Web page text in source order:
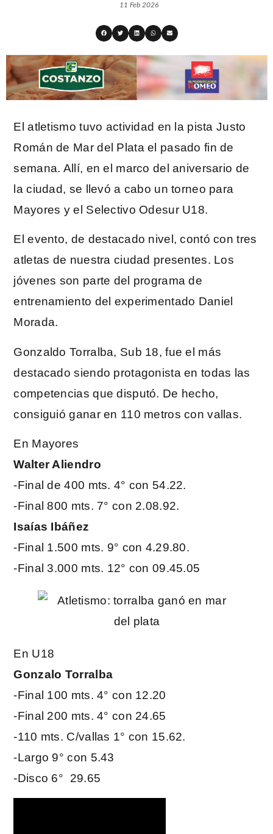
11 Feb 2026
El atletismo tuvo actividad en la pista Justo
Román de Mar del Plata el pasado fin de
semana. Allí, en el marco del aniversario de
la ciudad, se llevó a cabo un torneo para
Mayores y el Selectivo Odesur U18.
El evento, de destacado nivel, contó con tres
atletas de nuestra ciudad presentes. Los
jóvenes son parte del programa de
entrenamiento del experimentado Daniel
Morada.
Gonzaldo Torralba, Sub 18, fue el más
destacado siendo protagonista en todas las
competencias que disputó. De hecho,
consiguió ganar en 110 metros con vallas.
En Mayores
Walter Aliendro
-Final de 400 mts. 4° con 54.22.
-Final 800 mts. 7° con 2.08.92.
Isaías Ibáñez
-Final 1.500 mts. 9° con 4.29.80.
-Final 3.000 mts. 12° con 09.45.05
En U18
Gonzalo Torralba
-Final 100 mts. 4° con 12.20
-Final 200 mts. 4° con 24.65
-110 mts. C/vallas 1° con 15.62.
-Largo 9° con 5.43
-Disco 6° 29.65